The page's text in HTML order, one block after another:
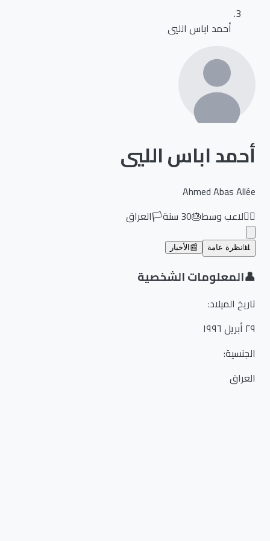
أحمد اباس الليي
أحمد اباس الليي
Ahmed Abas Allée
لاعب وسط🎂
30سنة🏳️العراق
نظرة عامة 📰 الأخبار
المعلومات الشخصية
تاريخ الميلاد:
الجنسية:
العراق